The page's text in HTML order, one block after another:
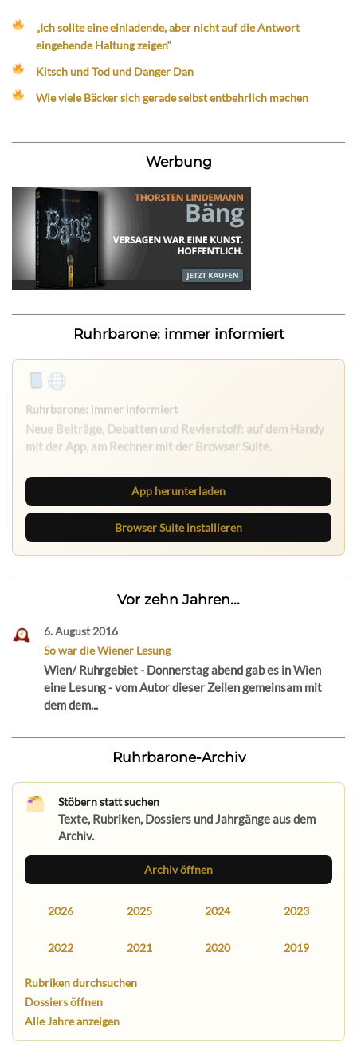
„Ich sollte eine einladende, aber nicht auf die Antwort
eingehende Haltung zeigen“
Kitsch und Tod und Danger Dan
Wie viele Bäcker sich gerade selbst entbehrlich machen
Werbung
Ruhrbarone: immer informiert
App herunterladen
Browser Suite installieren
Vor zehn Jahren...
6. August 2016
So war die Wiener Lesung
Wien/ Ruhrgebiet - Donnerstag abend gab es in Wien
eine Lesung - vom Autor dieser Zeilen gemeinsam mit
dem dem...
Ruhrbarone-Archiv
Stöbern statt suchen
Texte, Rubriken, Dossiers und Jahrgänge aus dem
Archiv.
Archiv öffnen
2026 2025 2024 2023
2022 2021 2020 2019
Rubriken durchsuchen
Dossiers öffnen
Alle Jahre anzeigen